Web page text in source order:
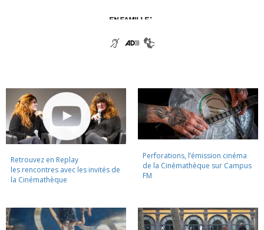
Retrouvez en Replay
les rencontres avec les invités de
la Cinémathèque
Perforations, l’émission cinéma
de la Cinémathèque sur Campus
FM